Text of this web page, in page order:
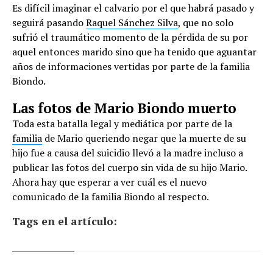
Es difícil imaginar el calvario por el que habrá pasado y
seguirá pasandoRaquel Sánchez Silva, que no solo
sufrió el traumático momento de la pérdida de su por
aquel entonces marido sino que ha tenido que aguantar
años de informaciones vertidas por parte de la familia
Biondo.
Las fotos de Mario Biondo muerto
Toda esta batalla legal y mediática por parte de la
familia de Mario queriendo negar que la muerte de su
hijo fue a causa del suicidio llevó a la madre incluso a
publicar las fotos del cuerpo sin vida de su hijo Mario.
Ahora hay que esperar a ver cuál es el nuevo
comunicado de la familia Biondo al respecto.
Tags en el artículo: